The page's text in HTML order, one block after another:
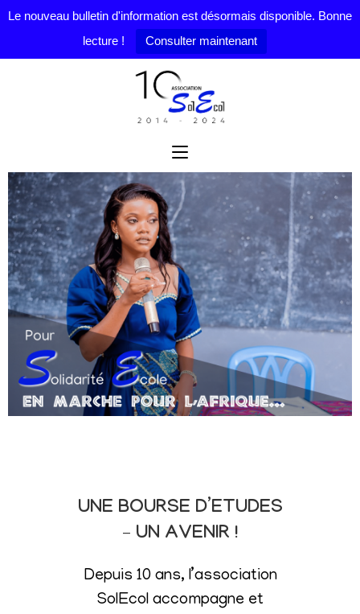
Le nouveau bulletin d'information est désormais disponible. Bonne
lecture !
Consulter maintenant
UNE BOURSE D’ETUDES
– UN AVENIR !
Depuis 10 ans, l’association
SolEcol accompagne et